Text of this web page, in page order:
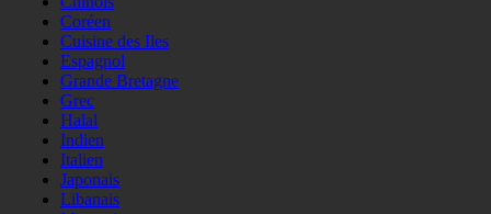
Coréen
Cuisine des Iles
Espagnol
Grande Bretagne
Grec
Halal
Indien
Italien
Japonais
Libanais